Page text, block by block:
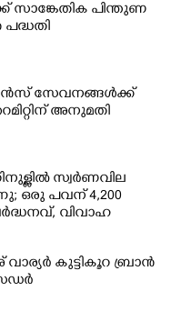
സാങ്കേതിക പിന്തുണ
പദ്ധതി
സേവനങ്ങൾക്ക്
അനുമതി
സ്വർണവില
ഒരു പവന് 4,200
വിവാഹ
​വാ​ര്യർ കു​ട്ടി​കൂ​റ​ ​ ബ്രാ​ൻ​